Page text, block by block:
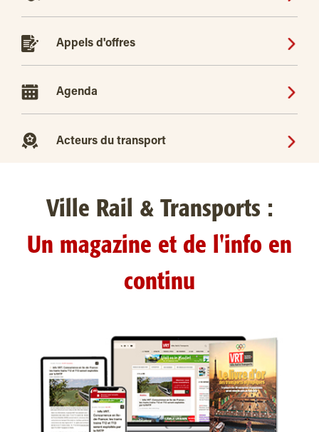
Appels d'offres
Agenda
Acteurs du transport
Ville Rail & Transports :
Un magazine et de l'info en
continu